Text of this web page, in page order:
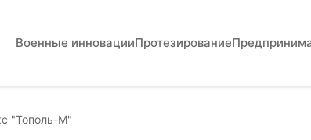
Военные инновацииПротезирование
"Тополь-М"